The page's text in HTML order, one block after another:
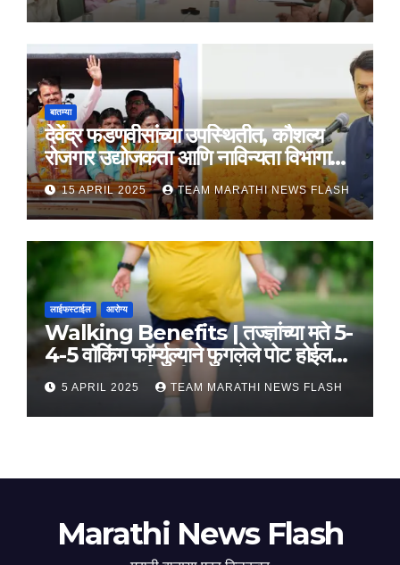
बातम्या
देवेंद्र फडणवीसांच्या उपस्थितीत, कौशल्य
रोजगार उद्योजकता आणि नाविन्यता विभागाचे
तीन सामंजस्य करार
15 APRIL 2025 TEAM MARATHI NEWS FLASH
लाईफस्टाईल आरोग्य
Walking Benefits | तज्ज्ञांच्या मते 5-
4-5 वॉकिंग फॉर्म्युल्याने फुगलेले पोट होईल
लवकर सपाट, मिळतील फायदे
5 APRIL 2025 TEAM MARATHI NEWS FLASH
Marathi News Flash